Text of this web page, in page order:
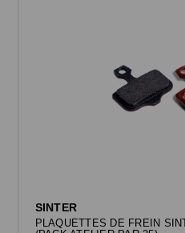
SINTER
PLAQUETTES DE FREIN